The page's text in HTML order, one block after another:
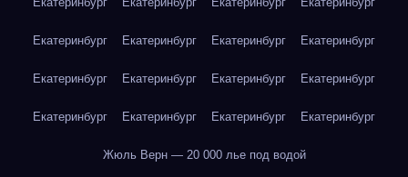
Екатеринбург Екатеринбург Екатеринбург Екатеринбург
Екатеринбург Екатеринбург Екатеринбург Екатеринбург
Екатеринбург Екатеринбург Екатеринбург Екатеринбург
Жюль Верн — 20 000 лье под водой